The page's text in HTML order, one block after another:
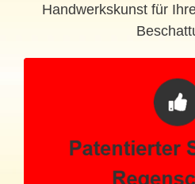
Handwerkskunst für